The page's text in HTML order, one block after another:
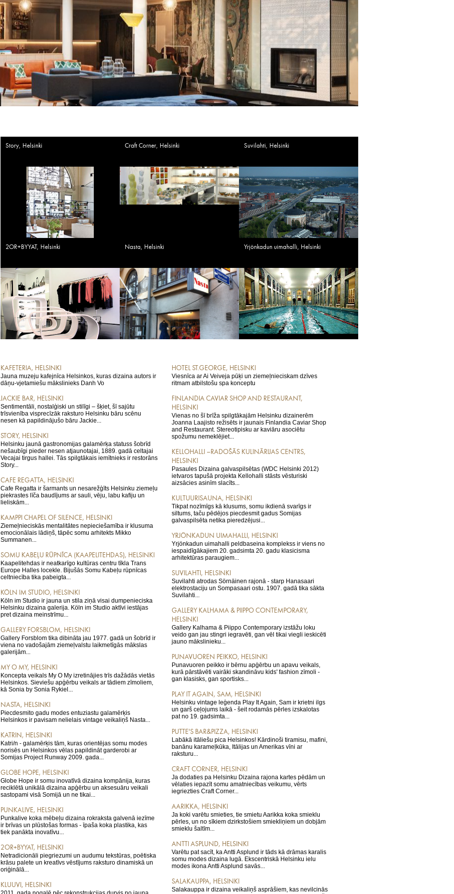
Story, Helsinki Craft Corner, Helsinki Suvilahti, Helsinki
2OR+BYYAT, Helsinki Nasta, Helsinki Yrjönkadun uimahalli, Helsinki
KAFETERIA, HELSINKI
Jauna muzeju kafejnīca Helsinkos, kuras dizaina autors ir
dāņu-vjetamiešu mākslinieks Danh Vo
JACKIE BAR, HELSINKI
Sentimentāli, nostalģiski un stilīgi – šķiet, šī sajūtu
trīsvienība visprecīzāk raksturo Helsinku bāru scēnu
nesen kā papildinājušo bāru Jackie...
STORY, HELSINKI
Helsinku jaunā gastronomijas galamērķa statuss šobrīd
nešaubīgi pieder nesen atjaunotajai, 1889. gadā celtajai
Vecajai tirgus hallei. Tās spilgtākais iemītnieks ir restorāns
Story...
CAFE REGATTA, HELSINKI
Cafe Regatta ir šarmants un nesarežģīts Helsinku ziemeļu
piekrastes līča baudījums ar sauli, vēju, labu kafiju un
lieliskām...
KAMPPI CHAPEL OF SILENCE, HELSINKI
Ziemeļnieciskās mentalitātes nepieciešamība ir klusuma
emocionālais lādiņš, tāpēc somu arhitekts Mikko
Summanen...
SOMU KABEĻU RŪPNĪCA (KAAPELITEHDAS), HELSINKI
Kaapelitehdas ir neatkarīgo kultūras centru tīkla Trans
Europe Halles locekle. Bijušās Somu Kabeļu rūpnīcas
celtniecība tika pabeigta...
KÖLN IM STUDIO, HELSINKI
Köln im Studio ir jauna un stila ziņā visai dumpenieciska
Helsinku dizaina galerija. Köln im Studio aktīvi iestājas
pret dizaina meinstrīmu...
GALLERY FORSBLOM, HELSINKI
Gallery Forsblom tika dibināta jau 1977. gadā un šobrīd ir
viena no vadošajām ziemeļvalstu laikmetīgās mākslas
galerijām...
MY O MY, HELSINKI
Koncepta veikals My O My izretinājies trīs dažādās vietās
Helsinkos. Sieviešu apģērbu veikals ar tādiem zīmoliem,
kā Sonia by Sonia Rykiel...
NASTA, HELSINKI
Piecdesmito gadu modes entuziastu galamērķis
Helsinkos ir pavisam nelielais vintage veikaliņš Nasta...
KATRIN, HELSINKI
Katri/n - galamērķis tām, kuras orientējas somu modes
norisēs un Helsinkos vēlas papildināt garderobi ar
Somijas Project Runway 2009. gada...
GLOBE HOPE, HELSINKI
Globe Hope ir somu inovatīvā dizaina kompānija, kuras
reciklētā unikālā dizaina apģērbu un aksesuāru veikali
sastopami visā Somijā un ne tikai...
PUNKALIVE, HELSINKI
Punkalive koka mēbeļu dizaina rokraksta galvenā iezīme
ir brīvas un plūstošas formas - īpaša koka plastika, kas
tiek panākta inovatīvu...
2OR+BYYAT, HELSINKI
Netradicionāli piegriezumi un audumu tekstūras, poētiska
krāsu palete un kreatīvs vēstījums raksturo dinamiskā un
oriģinālā...
KLUUVI, HELSINKI
HOTEL ST.GEORGE, HELSINKI
Viesnīca ar Ai Veiveja pūķi un ziemeļnieciskam dzīves
ritmam atbilstošu spa konceptu
FINLANDIA CAVIAR SHOP AND RESTAURANT,
HELSINKI
Vienas no šī brīža spilgtākajām Helsinku dizainerēm
Joanna Laajisto režisēts ir jaunais Finlandia Caviar Shop
and Restaurant. Stereotipisku ar kaviāru asociētu
spožumu nemeklējiet...
KELLOHALLI –RADOŠĀS KULINĀRIJAS CENTRS,
HELSINKI
Pasaules Dizaina galvaspilsētas (WDC Helsinki 2012)
ietvaros tapušā projekta Kellohalli stāsts vēsturiski
aizsācies asinīm slacīts...
KULTUURISAUNA, HELSINKI
Tikpat nozīmīgs kā klusums, somu ikdienā svarīgs ir
siltums, taču pēdējos piecdesmit gadus Somijas
galvaspilsēta netika pieredzējusi...
YRJÖNKADUN UIMAHALLI, HELSINKI
Yrjönkadun uimahalli peldbaseina komplekss ir viens no
iespaidīgākajiem 20. gadsimta 20. gadu klasicisma
arhitektūras paraugiem...
SUVILAHTI, HELSINKI
Suvilahti atrodas Sörnäinen rajonā - starp Hanasaari
elektrostaciju un Sompasaari ostu. 1907. gadā tika sākta
Suvilahti...
GALLERY KALHAMA & PIIPPO CONTEMPORARY,
HELSINKI
Gallery Kalhama & Piippo Contemporary izstāžu loku
veido gan jau stingri iegravēti, gan vēl tikai viegli ieskicēti
jauno mākslinieku...
PUNAVUOREN PEIKKO, HELSINKI
Punavuoren peikko ir bērnu apģērbu un apavu veikals,
kurā pārstāvēti vairāki skandināvu kids' fashion zīmoli -
gan klasisks, gan sportisks...
PLAY IT AGAIN, SAM, HELSINKI
Helsinku vintage leģenda Play It Again, Sam ir krietni ilgs
un garš ceļojums laikā - šeit rodamās pērles izskalotas
pat no 19. gadsimta...
PUTTE'S BAR&PIZZA, HELSINKI
Labākā itāliešu pica Helsinkos! Kārdinoši tiramisu, mafini,
banānu karameļkūka, Itālijas un Amerikas vīni ar
raksturu...
CRAFT CORNER, HELSINKI
Ja dodaties pa Helsinku Dizaina rajona kartes pēdām un
vēlaties iepazīt somu amatniecības veikumu, vērts
iegriezties Craft Corner...
AARIKKA, HELSINKI
Ja koki varētu smieties, tie smietu Aarikka koka smieklu
pērles, un no sīkiem dzirkstošiem smiekliņiem un dobjām
smieklu šaltīm...
ANTTI ASPLUND, HELSINKI
Varētu pat sacīt, ka Antti Asplund ir tāds kā drāmas karalis
somu modes dizaina lugā. Ekscentriskā Helsinku ielu
modes ikona Antti Asplund savās...
SALAKAUPPA, HELSINKI
Salakauppa ir dizaina veikaliņš asprāšiem, kas nevilcinās